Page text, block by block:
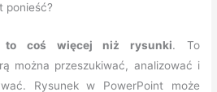
ponieść?
to coś więcej niż rysunki. To
można przeszukiwać, analizować i
Rysunek w PowerPoint może